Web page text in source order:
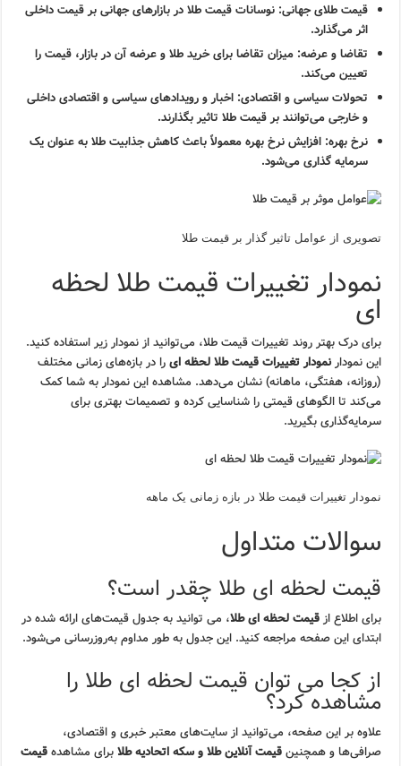
قیمت طلای جهانی: نوسانات قیمت طلا در بازارهای جهانی بر قیمت داخلی
اثر می‌گذارد.
تقاضا و عرضه: میزان تقاضا برای خرید طلا و عرضه آن در بازار، قیمت را
تعیین می‌کند.
تحولات سیاسی و اقتصادی: اخبار و رویدادهای سیاسی و اقتصادی داخلی
و خارجی می‌توانند بر قیمت طلا تاثیر بگذارند.
نرخ بهره: افزایش نرخ بهره معمولاً باعث کاهش جذابیت طلا به عنوان یک
سرمایه گذاری می‌شود.
تصویری از عوامل تاثیر گذار بر قیمت طلا
نمودار تغییرات قیمت طلا لحظه
ای
برای درک بهتر روند تغییرات قیمت طلا، می‌توانید از نمودار زیر استفاده کنید.
این نمودارنمودار تغییرات قیمت طلا لحظه ایرا در بازه‌های زمانی مختلف
(روزانه، هفتگی، ماهانه) نشان می‌دهد. مشاهده این نمودار به شما کمک
می‌کند تا الگوهای قیمتی را شناسایی کرده و تصمیمات بهتری برای
سرمایه‌گذاری بگیرید.
نمودار تغییرات قیمت طلا در بازه زمانی یک ماهه
سوالات متداول
قیمت لحظه ای طلا چقدر است؟
برای اطلاع ازقیمت لحظه ای طلا، می توانید به جدول قیمت‌های ارائه شده در
ابتدای این صفحه مراجعه کنید. این جدول به طور مداوم به‌روزرسانی می‌شود.
از کجا می توان قیمت لحظه ای طلا را
مشاهده کرد؟
علاوه بر این صفحه، می‌توانید از سایت‌های معتبر خبری و اقتصادی،
صرافی‌ها و همچنینقیمت آنلاین طلا و سکه اتحادیه طلابرای مشاهدهقیمت